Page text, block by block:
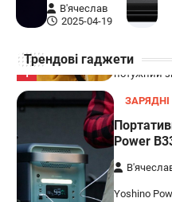
В'ячеслав
2025-04-19
Трендові гаджети
2
В'ячеслав
станція з
Розумні
Linkind
AiDot